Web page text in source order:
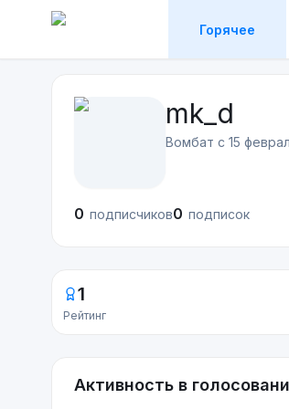
Горячее
mk_d
Вомбат с 15
0 подписчиков0 подписок
1
Рейтинг
Активность в